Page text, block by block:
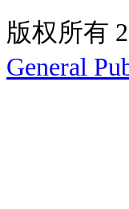
版权所有
General